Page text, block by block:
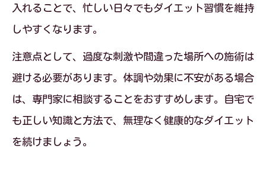
入れることで、忙しい日々でもダイエット習慣を維持
しやすくなります。
注意点として、過度な刺激や間違った場所への施術は
避ける必要があります。体調や効果に不安がある場合
は、専門家に相談することをおすすめします。自宅で
も正しい知識と方法で、無理なく健康的なダイエット
を続けましょう。